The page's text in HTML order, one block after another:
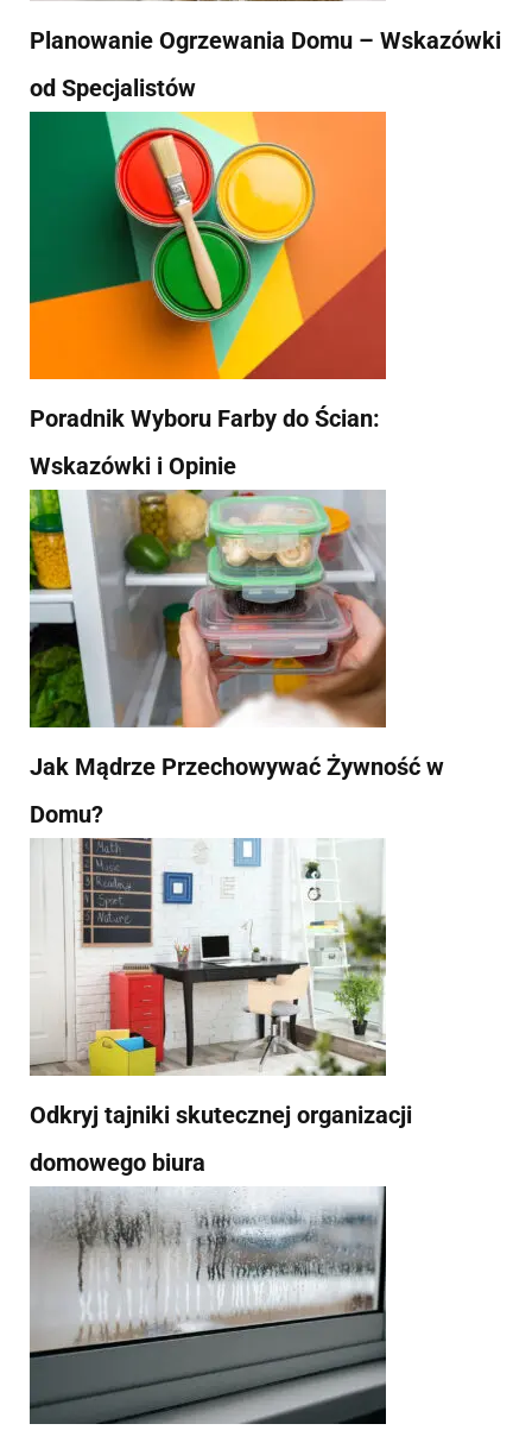
Planowanie Ogrzewania Domu – Wskazówki
od Specjalistów
Poradnik Wyboru Farby do Ścian:
Wskazówki i Opinie
Jak Mądrze Przechowywać Żywność w
Domu?
Odkryj tajniki skutecznej organizacji
domowego biura